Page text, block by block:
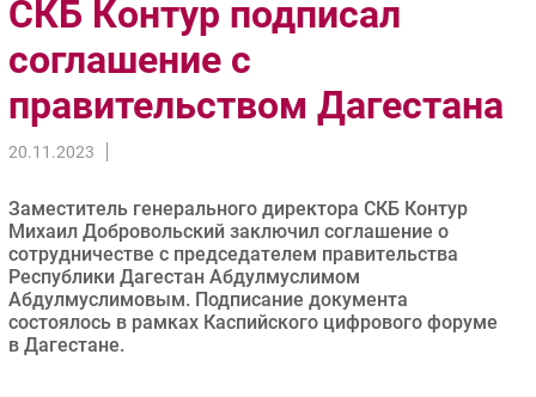
Импорто­замещение
Автоматизация Промышленности
Интернет
Фиксированная связь
Рынок ПК
Маркетинг
Торговые сети
Оборудование
СКБ Контур подписал
соглашение с
правительством Дагестана
20.11.2023
Заместитель генерального директора СКБ Контур
Михаил Добровольский заключил соглашение о
сотрудничестве с председателем правительства
Республики Дагестан Абдулмуслимом
Абдулмуслимовым. Подписание документа
состоялось в рамках Каспийского цифрового форуме
в Дагестане.